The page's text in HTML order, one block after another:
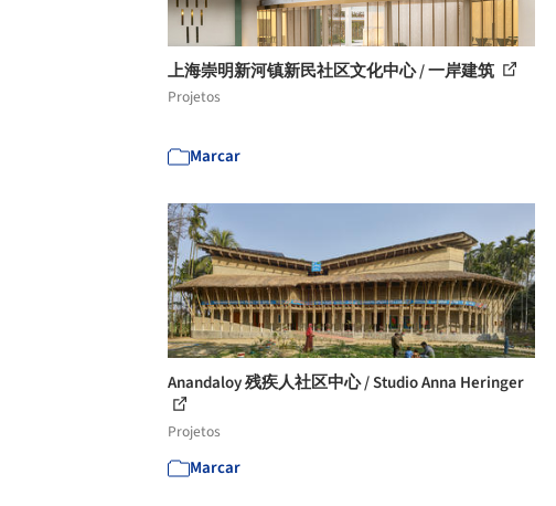
上海崇明新河镇新民社区文化中心 / 一岸建筑
Projetos
Marcar
Anandaloy 残疾人社区中心 / Studio Anna Heringer
Projetos
Marcar